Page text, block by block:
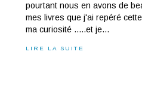
pourtant nous en avons de
mes livres que j'ai repéré
ma curiosité .....et je...
LIRE LA SUITE